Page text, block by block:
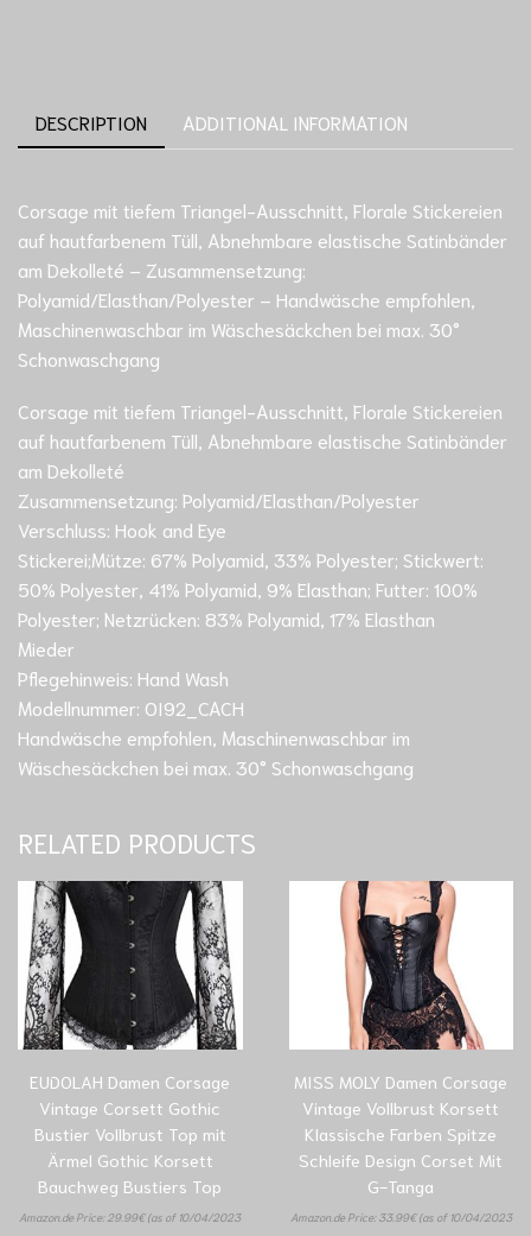
DESCRIPTION ADDITIONAL INFORMATION
Corsage mit tiefem Triangel-Ausschnitt, Florale Stickereien
auf hautfarbenem Tüll, Abnehmbare elastische Satinbänder
am Dekolleté – Zusammensetzung:
Polyamid/Elasthan/Polyester – Handwäsche empfohlen,
Maschinenwaschbar im Wäschesäckchen bei max. 30°
Schonwaschgang
Corsage mit tiefem Triangel-Ausschnitt, Florale Stickereien
auf hautfarbenem Tüll, Abnehmbare elastische Satinbänder
am Dekolleté
Zusammensetzung: Polyamid/Elasthan/Polyester
Verschluss: Hook and Eye
Stickerei;Mütze: 67% Polyamid, 33% Polyester; Stickwert:
50% Polyester, 41% Polyamid, 9% Elasthan; Futter: 100%
Polyester; Netzrücken: 83% Polyamid, 17% Elasthan
Mieder
Pflegehinweis: Hand Wash
Modellnummer: OI92_CACH
Handwäsche empfohlen, Maschinenwaschbar im
Wäschesäckchen bei max. 30° Schonwaschgang
RELATED PRODUCTS
EUDOLAH Damen Corsage
Vintage Corsett Gothic
Bustier Vollbrust Top mit
Ärmel Gothic Korsett
Bauchweg Bustiers Top
Amazon.de Price: 29.99€(as of 10/04/2023
MISS MOLY Damen Corsage
Vintage Vollbrust Korsett
Klassische Farben Spitze
Schleife Design Corset Mit
G-Tanga
Amazon.de Price:33.99€(as of 10/04/2023